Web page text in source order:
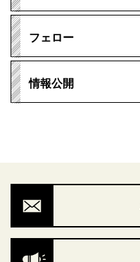
フェロー
情報公開